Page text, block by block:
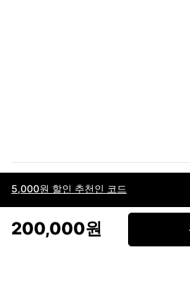
5,000원 할인 추천인 코드
200,000원
이용약관고객센터판매개인정보 처리
페이